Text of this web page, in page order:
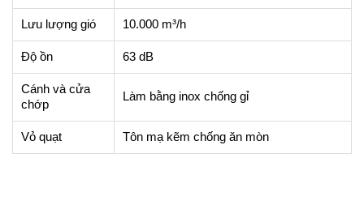
Lưu lượng gió 10.000 m³/h
Độ ồn 63 dB
Cánh và cửa
chớp
Làm bằng inox chống gỉ
Vỏ quạt Tôn mạ kẽm chống ăn mòn